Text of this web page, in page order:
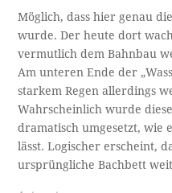
Möglich, dass hier genau
wurde. Der heute dort
vermutlich dem Bahnbau
Am unteren Ende der
starkem Regen allerdings
Wahrscheinlich wurde
dramatisch umgesetzt, wie
lässt. Logischer erscheint,
ursprüngliche Bachbett